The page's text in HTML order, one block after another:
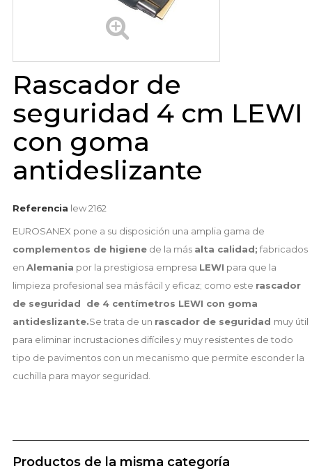
Rascador de
seguridad 4 cm LEWI
con goma
antideslizante
Referencia lew 2162
EUROSANEX pone a su disposición una amplia gama de
complementos de higienede la más alta calidad; fabricados
en Alemania por la prestigiosa empresa LEWI para que la
limpieza profesional sea más fácil y eficaz; como este rascador
de seguridad de 4 centímetros LEWI con goma
antideslizante.Se trata de un rascador de seguridad muy útil
para eliminar incrustaciones difíciles y muy resistentes de todo
tipo de pavimentos con un mecanismo que permite esconder la
cuchilla para mayor seguridad.
Productos de la misma categoría